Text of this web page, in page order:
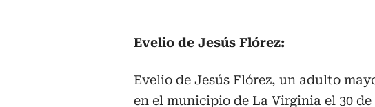
Evelio de Jesús Flórez:
Evelio de Jesús Flórez, un adulto
en el municipio de La Virginia el 30